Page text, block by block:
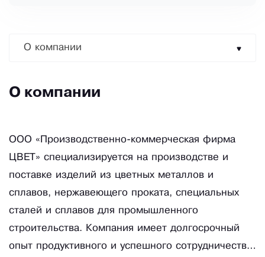
О компании
О компании
ООО «Производственно-коммерческая фирма
ЦВЕТ» специализируется на производстве и
поставке изделий из цветных металлов и
сплавов, нержавеющего проката, специальных
сталей и сплавов для промышленного
строительства. Компания имеет долгосрочный
опыт продуктивного и успешного сотрудничества